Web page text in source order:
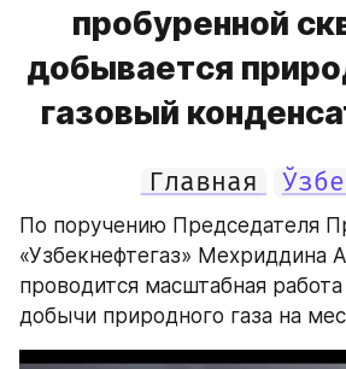
пробуренной
добывается
газовый
Главная
По поручению Председателя
«Узбекнефтегаз» Мехриддина
проводится масштабная
добычи природного газа на